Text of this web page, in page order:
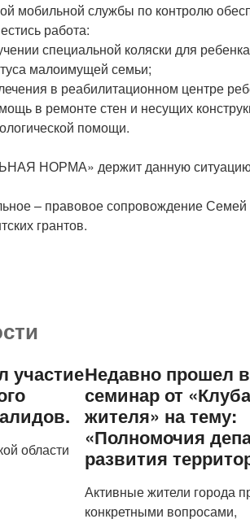
мобильной службы по контролю
работа:
специальной коляски для
малоимущей семьи;
в реабилитационном центре
в ремонте стен и несущих
помощи.
НОРМА» держит данную ситуацию
– правовое сопровождение Семей
грантов.
участие
области
Недавно прошел
семинар от
жителя» на тему:
«Полномочия
развития
Активные жители города
конкретными вопросами,